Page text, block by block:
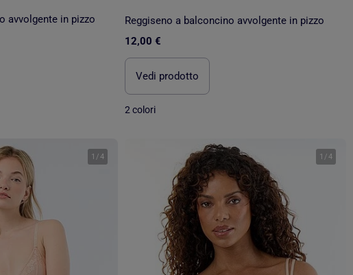
avvolgente in pizzo
Reggiseno a balconcino avvolgente in pizzo
12,00 €
Vedi prodotto
2 colori
1 /4 1 /4